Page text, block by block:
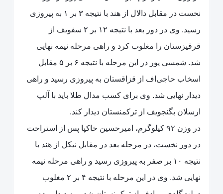
نخست در مقابل دالال از هند با نتیجه ۳ بر ۱ به پیروزی
رسید. وی در دور بعد با نتیجه ۱۲ بر ۲ سفویف از
قرقیزستان را مغلوب کرد و راهی مرحله نیمه نهایی
شد. شمسی پور در این مرحله با نتیجه ۶ بر ۵ مقابل
اسخاب حاجی‌اف از قزاقستان به پیروزی رسید و راهی
دیدار نهایی شد. وی برای کسب مدال طلا باید با آلپ
ارسلان بگنجویف از ترکمنستان دیدار کند.
در وزن ۹۲ کیلوگرم، امیرحسین خاکپا پس از استراحت
در دور نخست، در مرحله بعد در مقابل نیکل از هند با
نتیجه ۱۰ بر صفر به پیروزی رسید و راهی مرحله نیمه
نهایی شد. وی در این مرحله با نتیجه ۴ بر ۲ مغلوب